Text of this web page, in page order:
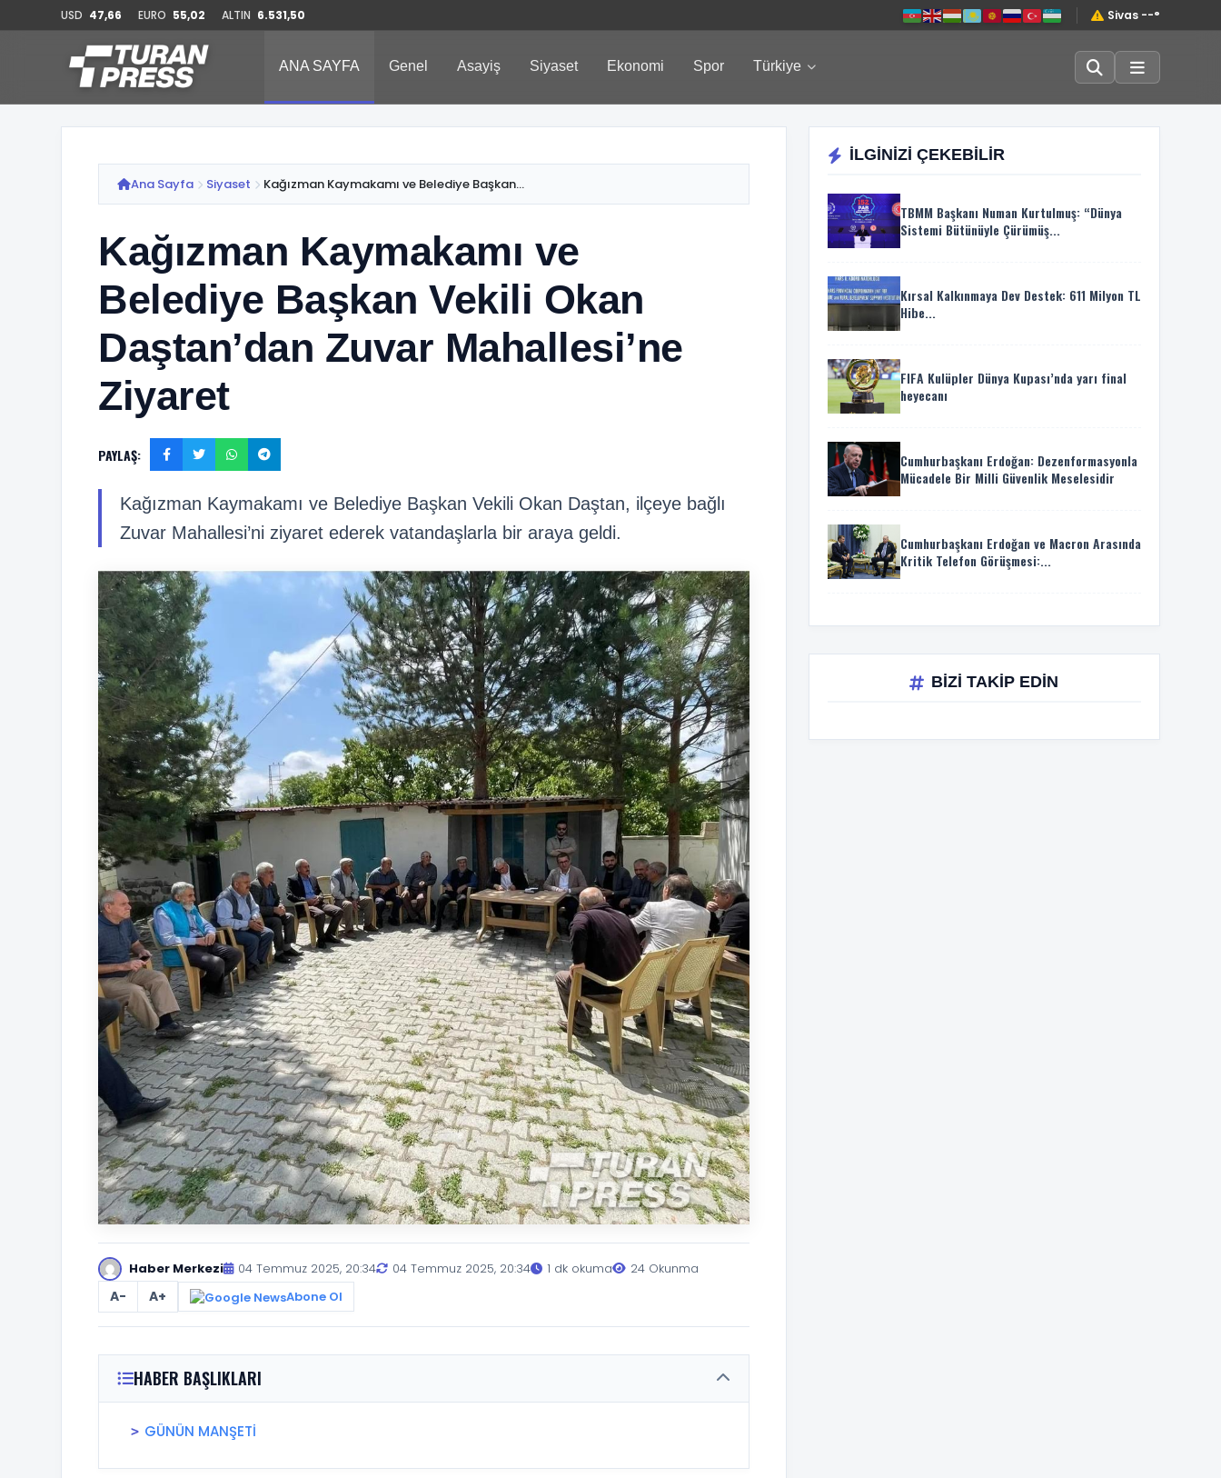
USD 47,66 EURO 55,02 ALTIN 6.531,50 Sivas --°
ANA SAYFA Genel Asayiş Siyaset Ekonomi Spor Türkiye
Ana Sayfa Siyaset Kağızman Kaymakamı ve Belediye Başkan...
Kağızman Kaymakamı ve
Belediye Başkan Vekili Okan
Daştan’dan Zuvar Mahallesi’ne
Ziyaret
PAYLAŞ:
Kağızman Kaymakamı ve Belediye Başkan Vekili Okan Daştan, ilçeye bağlı
Zuvar Mahallesi’ni ziyaret ederek vatandaşlarla bir araya geldi.
Haber Merkezi 04 Temmuz 2025, 20:34 04 Temmuz 2025, 20:34 1 dk okuma 24 Okunma
A- A+ Abone Ol
HABER BAŞLIKLARI
GÜNÜN MANŞETİ
İLGİNİZİ ÇEKEBİLİR
TBMM Başkanı Numan Kurtulmuş: “Dünya
Sistemi Bütünüyle Çürümüş...
Kırsal Kalkınmaya Dev Destek: 611 Milyon TL
Hibe...
FIFA Kulüpler Dünya Kupası’nda yarı final
heyecanı
Cumhurbaşkanı Erdoğan: Dezenformasyonla
Mücadele Bir Milli Güvenlik Meselesidir
Cumhurbaşkanı Erdoğan ve Macron Arasında
Kritik Telefon Görüşmesi:...
BİZİ TAKİP EDİN